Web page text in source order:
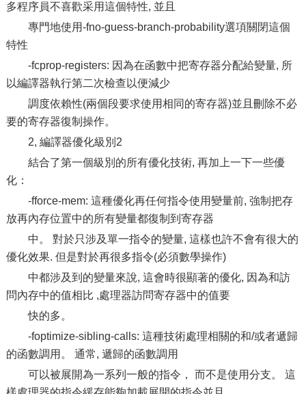
多程序員不喜歡采用這個特性, 並且
專門地使用-fno-guess-branch-probability選項關閉這個
特性
-fcprop-registers: 因為在函數中把寄存器分配給變量, 所
以編譯器執行第二次檢查以便減少
調度依賴性(兩個段要求使用相同的寄存器)並且刪除不必
要的寄存器復制操作。
2, 編譯器優化級別2
結合了第一個級別的所有優化技術, 再加上一下一些優
化：
-fforce-mem: 這種優化再任何指令使用變量前, 強制把存
放再內存位置中的所有變量都復制到寄存器
中。 對於只涉及單一指令的變量, 這樣也許不會有很大的
優化效果. 但是對於再很多指令(必須數學操作)
中都涉及到的變量來說, 這會時很顯著的優化, 因為和訪
問內存中的值相比 ,處理器訪問寄存器中的值要
快的多。
-foptimize-sibling-calls: 這種技術處理相關的和/或者遞歸
的函數調用。 通常, 遞歸的函數調用
可以被展開為一系列一般的指令， 而不是使用分支。 這